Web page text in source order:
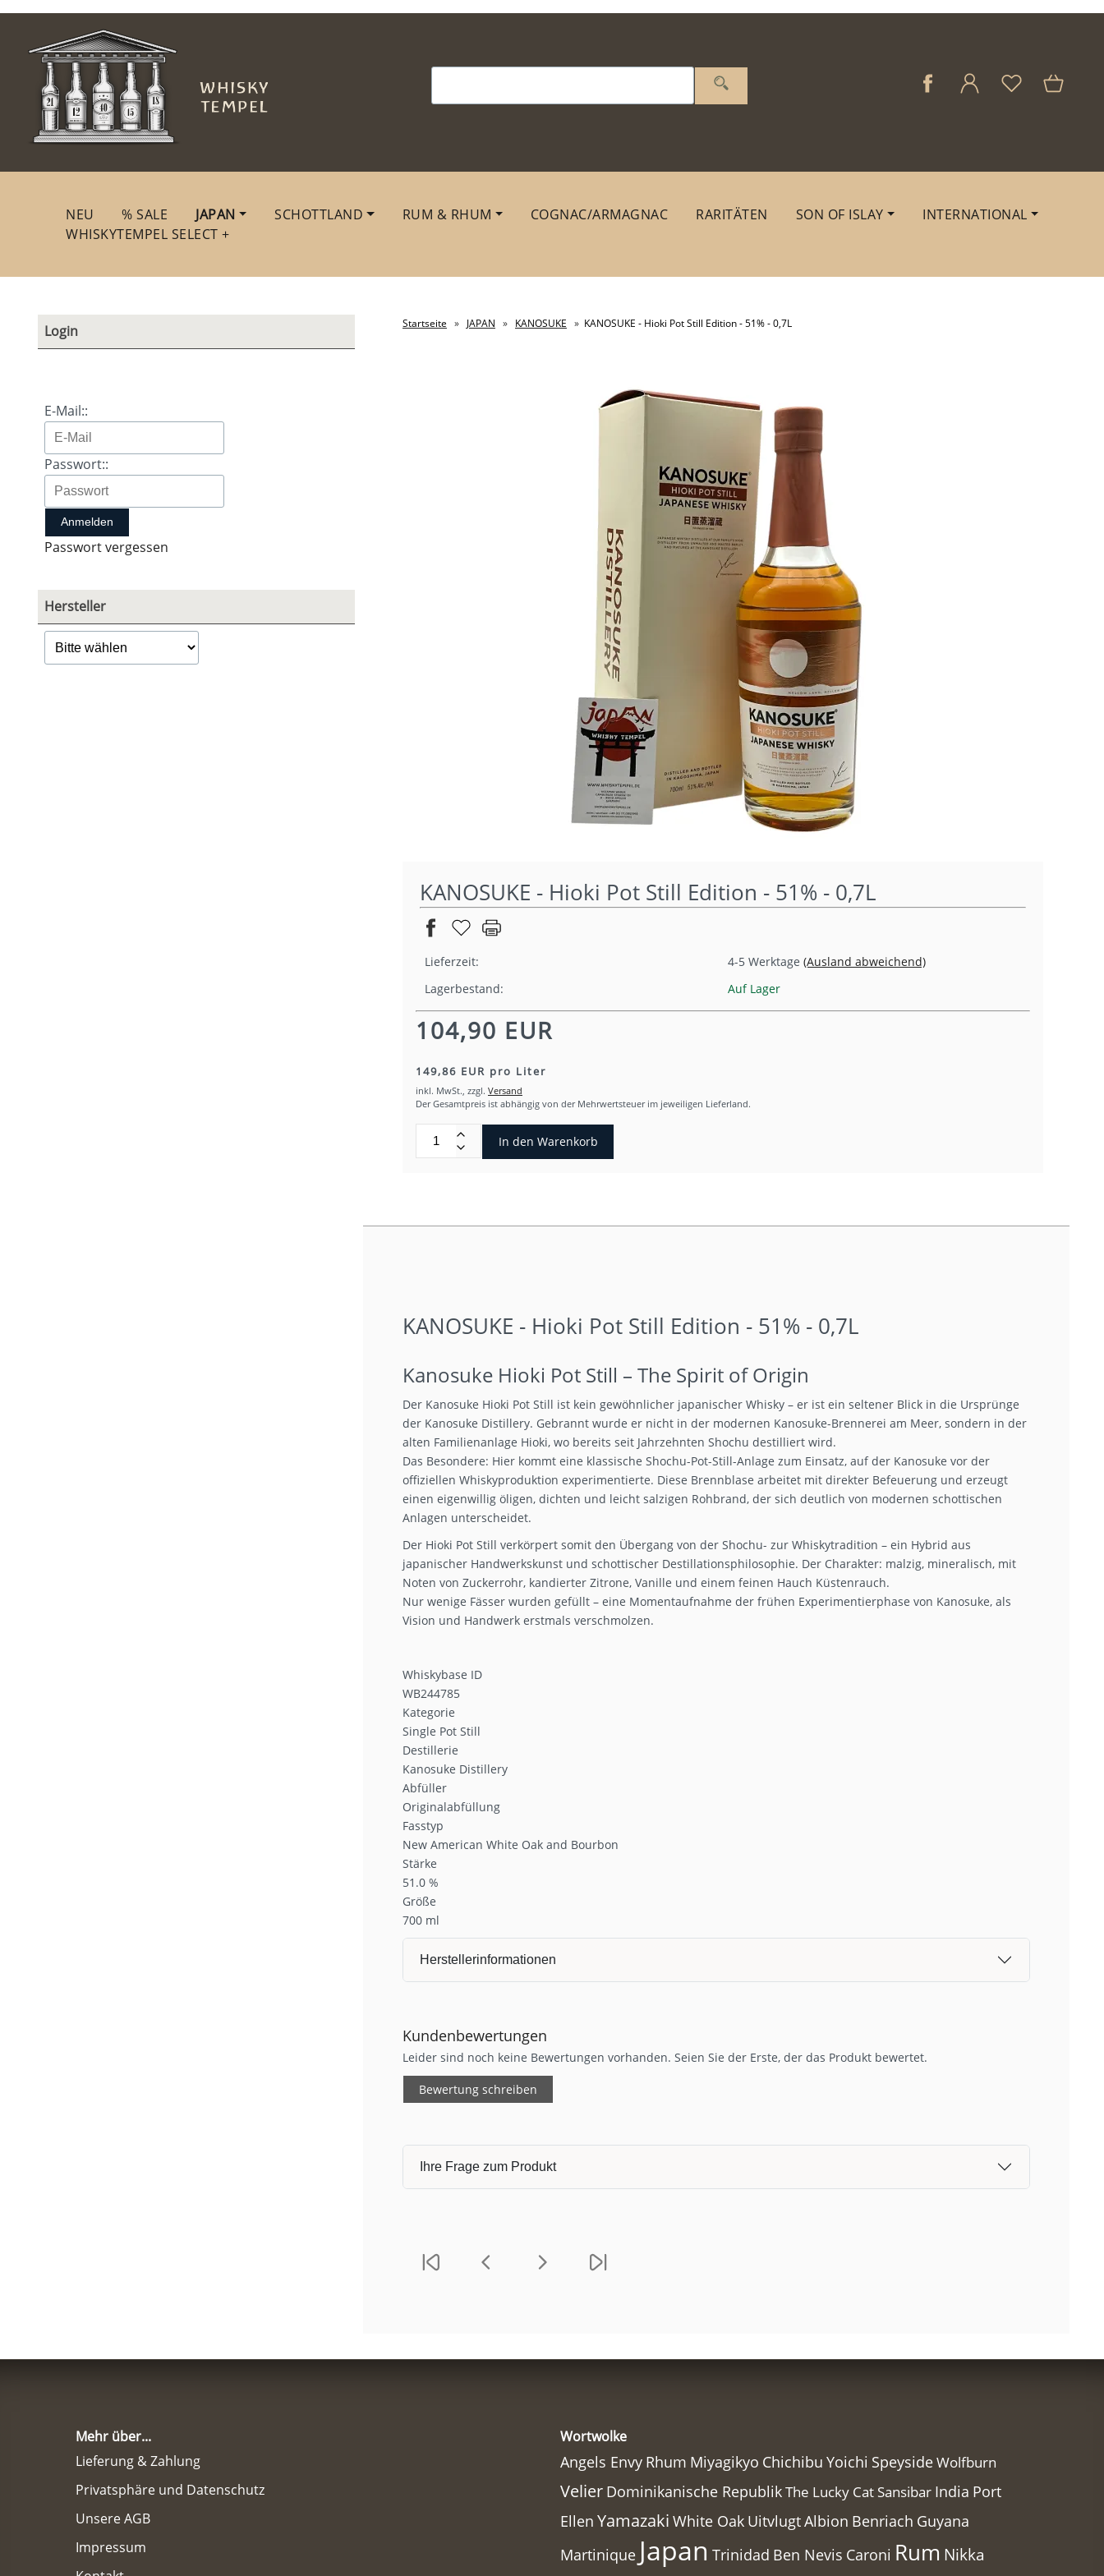
NEU % SALE JAPAN SCHOTTLAND RUM & RHUM COGNAC/ARMAGNAC RARITÄTEN SON OF ISLAY
INTERNATIONAL
WHISKYTEMPEL SELECT +
Login
E-Mail::
Passwort::
Passwort vergessen
Hersteller
Startseite » JAPAN » KANOSUKE » KANOSUKE - Hioki Pot Still Edition - 51% - 0,7L
KANOSUKE - Hioki Pot Still Edition - 51% - 0,7L
Lieferzeit: 4-5 Werktage (Ausland abweichend)
Lagerbestand:
Auf Lager
104,90 EUR
149,86 EUR pro Liter
inkl. MwSt., zzgl. Versand
Der Gesamtpreis ist abhängig von der Mehrwertsteuer im jeweiligen Lieferland.
In den Warenkorb
KANOSUKE - Hioki Pot Still Edition - 51% - 0,7L
Kanosuke Hioki Pot Still – The Spirit of Origin
Der Kanosuke Hioki Pot Still ist kein gewöhnlicher japanischer Whisky – er ist ein seltener Blick in die Ursprünge
der Kanosuke Distillery. Gebrannt wurde er nicht in der modernen Kanosuke-Brennerei am Meer, sondern in der
alten Familienanlage Hioki, wo bereits seit Jahrzehnten Shochu destilliert wird.
Das Besondere: Hier kommt eine klassische Shochu-Pot-Still-Anlage zum Einsatz, auf der Kanosuke vor der
offiziellen Whiskyproduktion experimentierte. Diese Brennblase arbeitet mit direkter Befeuerung und erzeugt
einen eigenwillig öligen, dichten und leicht salzigen Rohbrand, der sich deutlich von modernen schottischen
Anlagen unterscheidet.
Der Hioki Pot Still verkörpert somit den Übergang von der Shochu- zur Whiskytradition – ein Hybrid aus
japanischer Handwerkskunst und schottischer Destillationsphilosophie. Der Charakter: malzig, mineralisch, mit
Noten von Zuckerrohr, kandierter Zitrone, Vanille und einem feinen Hauch Küstenrauch.
Nur wenige Fässer wurden gefüllt – eine Momentaufnahme der frühen Experimentierphase von Kanosuke, als
Vision und Handwerk erstmals verschmolzen.
Whiskybase ID
WB244785
Kategorie
Single Pot Still
Destillerie
Kanosuke Distillery
Abfüller
Originalabfüllung
Fasstyp
New American White Oak and Bourbon
Stärke
51.0 %
Größe
700 ml
Herstellerinformationen
Kundenbewertungen
Leider sind noch keine Bewertungen vorhanden. Seien Sie der Erste, der das Produkt bewertet.
Bewertung schreiben
Ihre Frage zum Produkt
Mehr über...
Lieferung & Zahlung
Privatsphäre und Datenschutz
Unsere AGB
Impressum
Wortwolke
Angels Envy Rhum Miyagikyo Chichibu Yoichi SpeysideWolfburn
Velier Dominikanische RepublikThe Lucky Cat Sansibar India Port
Ellen Yamazaki White Oak UitvlugtAlbion Benriach Guyana
Martinique Japan Trinidad Ben Nevis Caroni Rum Nikka